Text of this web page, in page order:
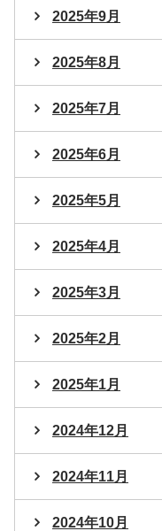
2025年9月
2025年8月
2025年7月
2025年6月
2025年5月
2025年4月
2025年3月
2025年2月
2025年1月
2024年12月
2024年11月
2024年10月